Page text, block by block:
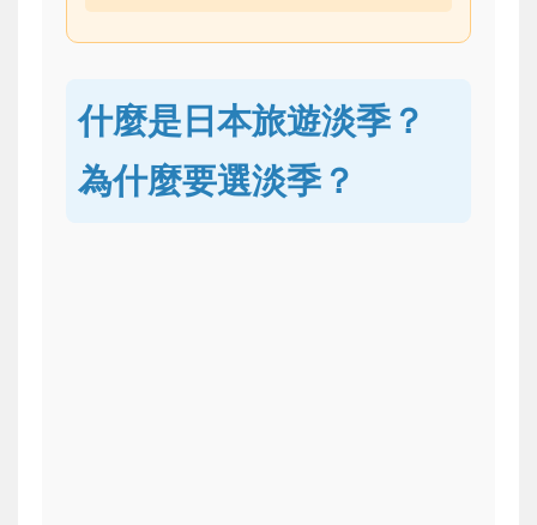
什麼是日本旅遊淡季？
為什麼要選淡季？